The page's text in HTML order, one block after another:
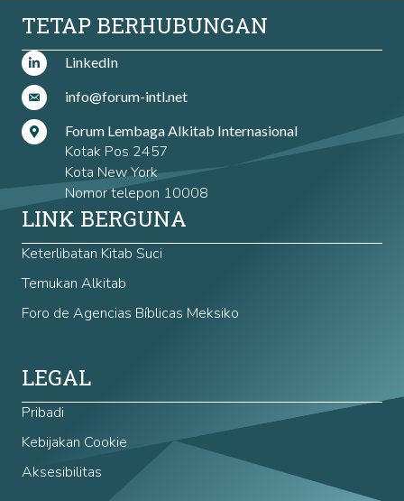
TETAP BERHUBUNGAN
LinkedIn
info@forum-intl.net
Forum Lembaga Alkitab Internasional
Kotak Pos 2457
Kota New York
Nomor telepon 10008
LINK BERGUNA
Keterlibatan Kitab Suci
Temukan Alkitab
Foro de Agencias Bíblicas Meksiko
LEGAL
Pribadi
Kebijakan Cookie
Aksesibilitas